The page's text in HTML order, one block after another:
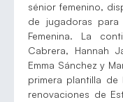
sénior femenino,
de jugadoras
Femenina. La
Cabrera, Hannah
Emma Sánchez y
primera plantilla
renovaciones de